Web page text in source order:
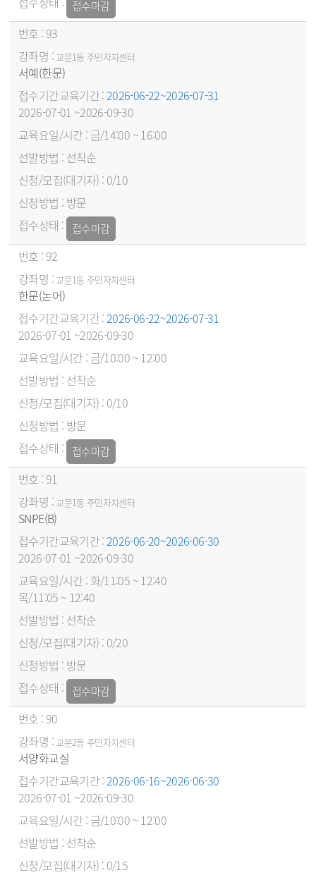
접수마감
93
교문1동 주민자치센터
서예(한문)
2026-06-22~2026-07-31
2026-07-01 ~2026-09-30
금/14:00 ~ 16:00
선착순
0/10
방문
접수마감
92
교문1동 주민자치센터
한문(논어)
2026-06-22~2026-07-31
2026-07-01 ~2026-09-30
금/10:00 ~ 12:00
선착순
0/10
방문
접수마감
91
교문1동 주민자치센터
SNPE(B)
2026-06-20~2026-06-30
2026-07-01 ~2026-09-30
화/11:05 ~ 12:40
목/11:05 ~ 12:40
선착순
0/20
방문
접수마감
90
교문2동 주민자치센터
서양화교실
2026-06-16~2026-06-30
2026-07-01 ~2026-09-30
금/10:00 ~ 12:00
선착순
0/15